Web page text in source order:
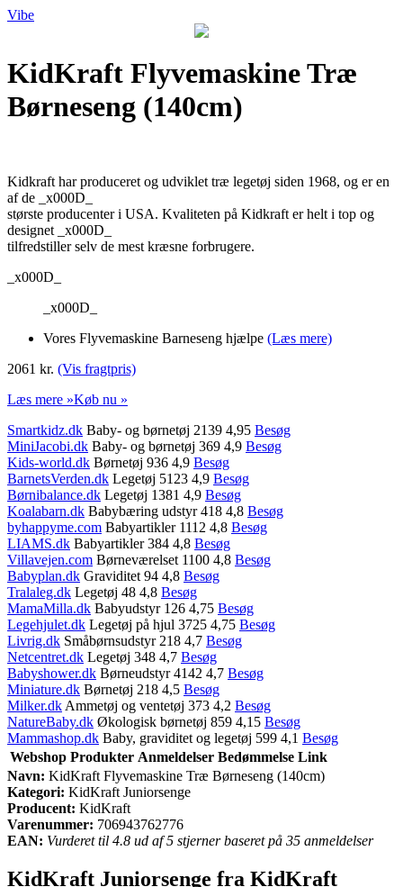
Vibe
KidKraft Flyvemaskine Træ
Børneseng (140cm)
Kidkraft har produceret og udviklet træ legetøj siden 1968, og er en
af de _x000D_
største producenter i USA. Kvaliteten på Kidkraft er helt i top og
designet _x000D_
tilfredstiller selv de mest kræsne forbrugere.
_x000D_
_x000D_
Vores Flyvemaskine Barneseng hjælpe (Læs mere)
2061 kr. (Vis fragtpris)
Læs mere »Køb nu »
Smartkidz.dk Baby- og børnetøj 2139 4,95 Besøg
MiniJacobi.dk Baby- og børnetøj 369 4,9 Besøg
Kids-world.dk Børnetøj 936 4,9 Besøg
BarnetsVerden.dk Legetøj 5123 4,9 Besøg
Børnibalance.dk Legetøj 1381 4,9 Besøg
Koalabarn.dk Babybæring udstyr 418 4,8 Besøg
byhappyme.com Babyartikler 1112 4,8 Besøg
LIAMS.dk Babyartikler 384 4,8 Besøg
Villavejen.com Børneværelset 1100 4,8 Besøg
Babyplan.dk Graviditet 94 4,8 Besøg
Tralaleg.dk Legetøj 48 4,8 Besøg
MamaMilla.dk Babyudstyr 126 4,75 Besøg
Legehjulet.dk Legetøj på hjul 3725 4,75 Besøg
Livrig.dk Småbørnsudstyr 218 4,7 Besøg
Netcentret.dk Legetøj 348 4,7 Besøg
Babyshower.dk Børneudstyr 4142 4,7 Besøg
Miniature.dk Børnetøj 218 4,5 Besøg
Milker.dk Ammetøj og ventetøj 373 4,2 Besøg
NatureBaby.dk Økologisk børnetøj 859 4,15 Besøg
Mammashop.dk Baby, graviditet og legetøj 599 4,1 Besøg
Webshop Produkter Anmeldelser Bedømmelse Link
Navn: KidKraft Flyvemaskine Træ Børneseng (140cm)
Kategori: KidKraft Juniorsenge
Producent: KidKraft
Varenummer: 706943762776
EAN: Vurderet til 4.8 ud af 5 stjerner baseret på 35 anmeldelser
KidKraft Juniorsenge fra KidKraft